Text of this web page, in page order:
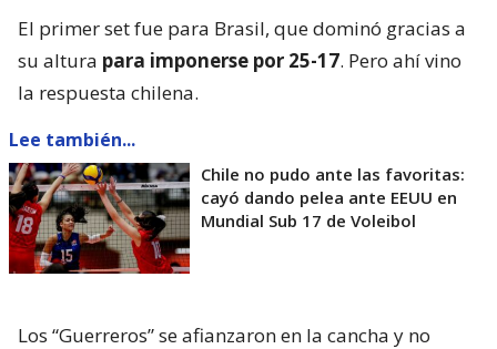
El primer set fue para Brasil, que dominó gracias a
su altura para imponerse por 25-17. Pero ahí vino
la respuesta chilena.
Lee también...
Chile no pudo ante las favoritas:
cayó dando pelea ante EEUU en
Mundial Sub 17 de Voleibol
Los “Guerreros” se afianzaron en la cancha y no